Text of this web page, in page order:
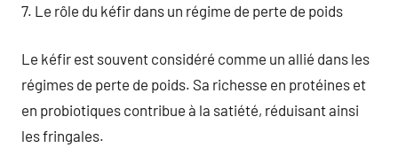
7. Le rôle du kéfir dans un régime de perte de poids
Le kéfir est souvent considéré comme un allié dans les
régimes de perte de poids. Sa richesse en protéines et
en probiotiques contribue à la satiété, réduisant ainsi
les fringales.